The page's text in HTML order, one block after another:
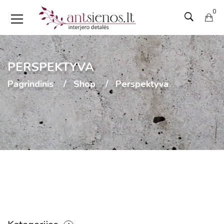
0
PERSPEKTYVA
Pagrindinis Shop Perspektyva